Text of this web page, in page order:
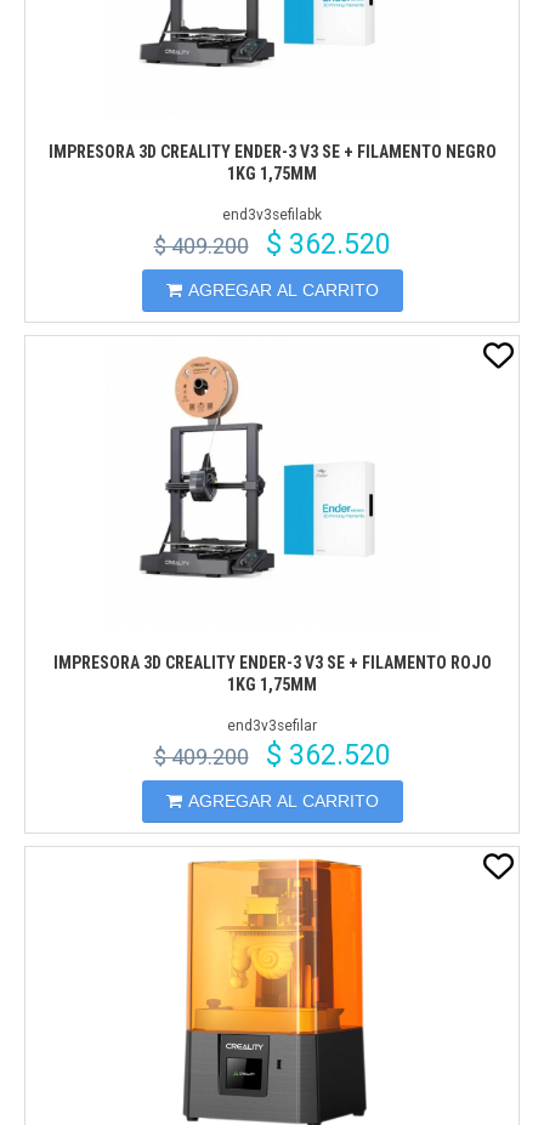
IMPRESORA 3D CREALITY ENDER-3 V3 SE + FILAMENTO NEGRO
1KG 1,75MM
end3v3sefilabk
$ 409.200 $ 362.520
AGREGAR AL CARRITO
IMPRESORA 3D CREALITY ENDER-3 V3 SE + FILAMENTO ROJO
1KG 1,75MM
end3v3sefilar
$ 409.200 $ 362.520
AGREGAR AL CARRITO